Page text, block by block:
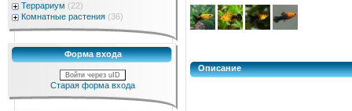
Террариум (22)
Комнатные растения (36)
Форма входа
Войти через uID
Старая форма входа
Описание